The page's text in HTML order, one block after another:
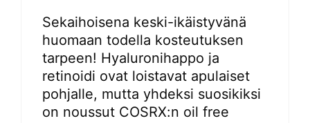
Sekaihoisena keski-ikäistyvänä
huomaan todella kosteutuksen
tarpeen! Hyaluronihappo ja
retinoidi ovat loistavat apulaiset
pohjalle, mutta yhdeksi suosikiksi
on noussut COSRX:n oil free